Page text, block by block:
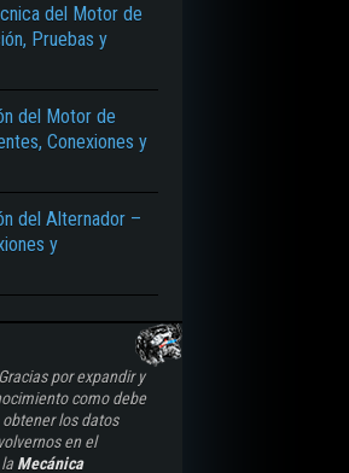
del Motor de
Pruebas y
del Motor de
Conexiones y
del Alternador –
y
por expandir y
como debe
los datos
en el
Mecánica